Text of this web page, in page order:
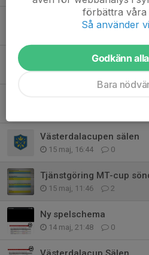
MT-cup Våmhus
Skinnarcupen 26-28
31 maj, 20:40 0
Västerdalacupen sälen
15 maj, 16:44 0
Tjänstgöring MT-cup
15 maj, 11:46 2
Ny spelschema
14 maj, 21:48 0
förbättra våra
Så använder
Godkänn
Bara